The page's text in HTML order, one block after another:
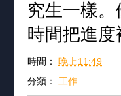
究生一樣
時間把進度
時間： 晚上11:49
分類： 工作